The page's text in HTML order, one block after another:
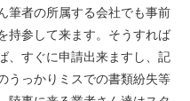
筆者の所属する会社でも事前
持参して来ます。そうすれば
、すぐに申請出来ますし、記
うっかりミスでの書類紛失等